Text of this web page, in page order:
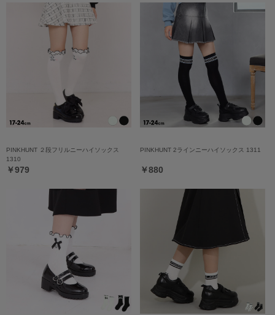
PINKHUNT ２段フリルニーハイソックス
1310
￥979
PINKHUNT 2ラインニーハイソックス 1311
￥880